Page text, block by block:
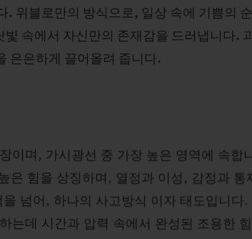
위블로만의 방식으로, 일상 속에 기쁨의
속에서 자신만의 존재감을 드러냅니다.
은은하게 끌어올려 줍니다.
이며, 가시광선 중 가장 높은 영역에 속합
은 힘을 상징하며, 열정과 이성, 감정과 통
넘어, 하나의 사고방식 이자 태도입니다
는데 시간과 압력 속에서 완성된 조용한